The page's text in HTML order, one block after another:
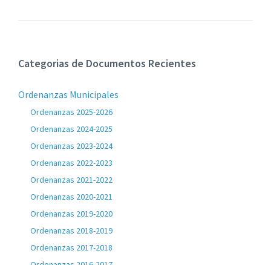
Categorias de Documentos Recientes
Ordenanzas Municipales
Ordenanzas 2025-2026
Ordenanzas 2024-2025
Ordenanzas 2023-2024
Ordenanzas 2022-2023
Ordenanzas 2021-2022
Ordenanzas 2020-2021
Ordenanzas 2019-2020
Ordenanzas 2018-2019
Ordenanzas 2017-2018